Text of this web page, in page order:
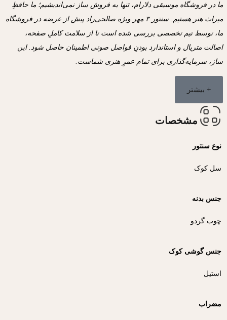
ما در فروشگاه موسیقی دلارام، تنها به فروش ساز نمی‌اندیشیم؛ ما حافظِ
میراث هنر هستیم. سنتور ۳ مهر ویژه صالحی‌راد پیش از عرضه در فروشگاه
ما، توسط تیم تخصصی بررسی شده است تا از سلامت کاملِ صفحه،
اصالت متریال و استاندارد بودنِ فواصل صوتی اطمینان حاصل شود. این
ساز، سرمایه‌گذاری برای تمام عمرِ هنری شماست.
+ بیشتر
مشخصات
نوع سنتور
سل کوک
جنس بدنه
چوب گردو
جنس گوشی کوک
استیل
مضراب